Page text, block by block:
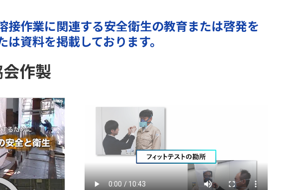
接作業に関連する安全衛生の教育または啓発を
資料を掲載しております。
作製